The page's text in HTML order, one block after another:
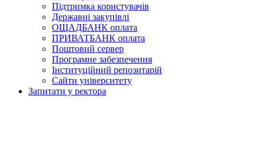
Підтримка користувачів
Державні закупівлі
ОЩАДБАНК оплата
ПРИВАТБАНК оплата
Поштовий сервер
Програмне забезпечення
Інституційний репозитарій
Сайти університету
Запитати у ректора